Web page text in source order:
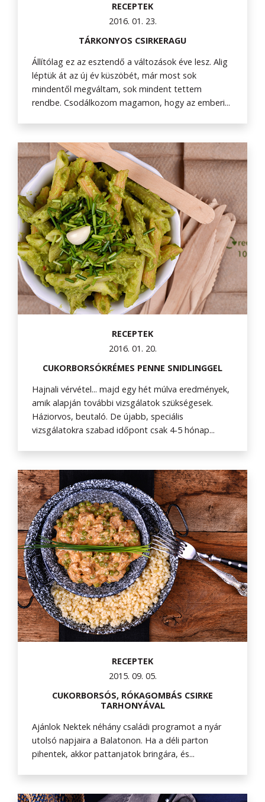
RECEPTEK
2016. 01. 23.
TÁRKONYOS CSIRKERAGU
Állítólag ez az esztendő a változások éve lesz. Alig
léptük át az új év küszöbét, már most sok
mindentől megváltam, sok mindent tettem
rendbe. Csodálkozom magamon, hogy az emberi...
RECEPTEK
2016. 01. 20.
CUKORBORSÓKRÉMES PENNE SNIDLINGGEL
Hajnali vérvétel... majd egy hét múlva eredmények,
amik alapján további vizsgálatok szükségesek.
Háziorvos, beutaló. De újabb, speciális
vizsgálatokra szabad időpont csak 4-5 hónap...
RECEPTEK
2015. 09. 05.
CUKORBORSÓS, RÓKAGOMBÁS CSIRKE
TARHONYÁVAL
Ajánlok Nektek néhány családi programot a nyár
utolsó napjaira a Balatonon. Ha a déli parton
pihentek, akkor pattanjatok bringára, és...